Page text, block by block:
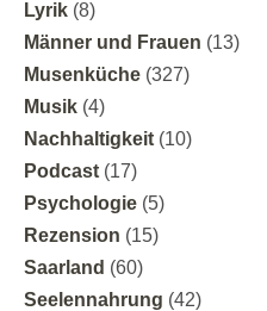
Lyrik (8)
Männer und Frauen (13)
Musenküche (327)
Musik (4)
Nachhaltigkeit (10)
Podcast (17)
Psychologie (5)
Rezension (15)
Saarland (60)
Seelennahrung (42)